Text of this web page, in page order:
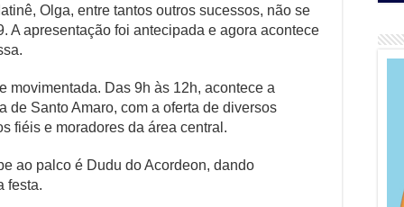
Olga, entre tantos outros sucessos, não se
A apresentação foi antecipada e agora acontece
movimentada. Das 9h às 12h, acontece a
de Santo Amaro, com a oferta de diversos
fiéis e moradores da área central.
ao palco é Dudu do Acordeon, dando
festa.